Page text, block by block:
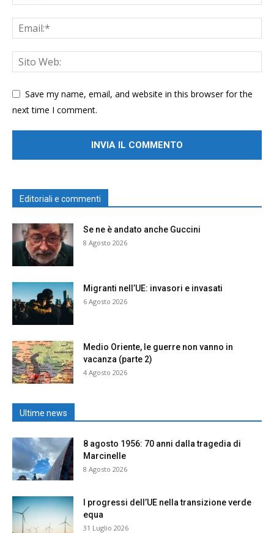
Save my name, email, and website in this browser for the
next time I comment.
Editoriali e commenti
Se ne è andato anche Guccini
8 Agosto 2026
Migranti nell’UE: invasori e invasati
6 Agosto 2026
Medio Oriente, le guerre non vanno in
vacanza (parte 2)
4 Agosto 2026
Ultime news
8 agosto 1956: 70 anni dalla tragedia di
Marcinelle
8 Agosto 2026
I progressi dell’UE nella transizione verde
equa
31 Luglio 2026